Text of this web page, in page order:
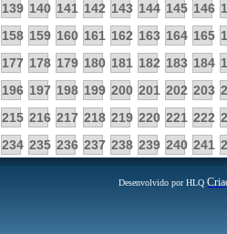
139 140 141 142 143 144 145 146
158 159 160 161 162 163 164 165
177 178 179 180 181 182 183 184
196 197 198 199 200 201 202 203
215 216 217 218 219 220 221 222
234 235 236 237 238 239 240 241
Desenvolvido por HLQ